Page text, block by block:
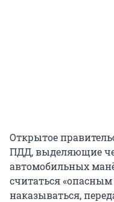
Открытое
ПДД, выделяющие
автомобильных
считаться
наказываться,